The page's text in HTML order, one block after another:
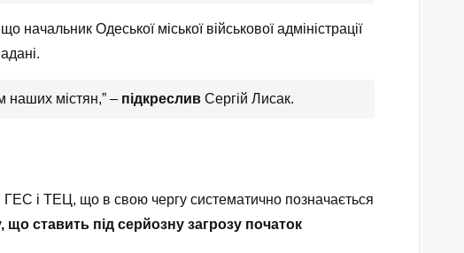
Одеської міської військової адміністрації
наших містян,” – підкреслив Сергій Лисак.
і ТЕЦ, що в свою чергу систематично позначається
ставить під серйозну загрозу початок